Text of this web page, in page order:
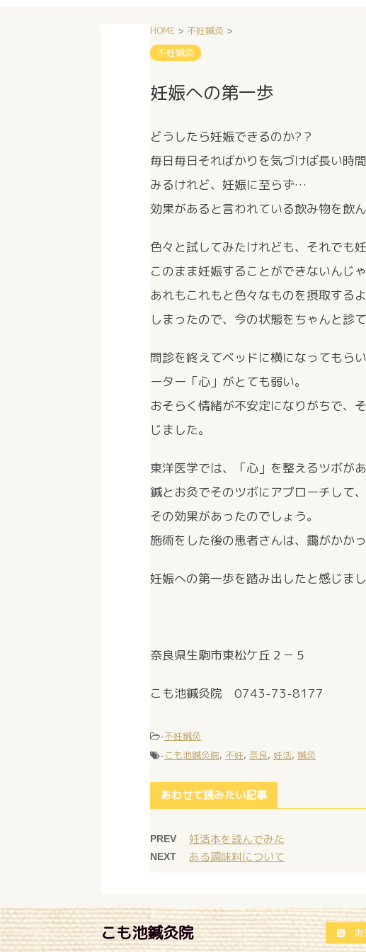
HOME > 不妊鍼灸 >
不妊鍼灸
妊娠への第一歩
どうしたら妊娠できるのか?？
毎日毎日そればかりを気づけば長い時
みるけれど、妊娠に至らず…
効果があると言われている飲み物を飲
色々と試してみたけれども、それでも妊
このまま妊娠することができないんじ
あれもこれもと色々なものを摂取する
しまったので、今の状態をちゃんと診
問診を終えてベッドに横になってもら
ーター「心」がとても弱い。
おそらく情緒が不安定になりがちで、
じました。
東洋医学では、「心」を整えるツボがあ
鍼とお灸でそのツボにアプローチして
その効果があったのでしょう。
施術をした後の患者さんは、靄がかか
妊娠への第一歩を踏み出したと感じまし
奈良県生駒市東松ケ丘２－５
こも池鍼灸院 0743-73-8177
-不妊鍼灸
-こも池鍼灸院, 不妊, 奈良, 妊活, 鍼灸
あわせて読みたい記事
PREV 妊活本を読んでみた
NEXT ある調味料について
こも池鍼灸院